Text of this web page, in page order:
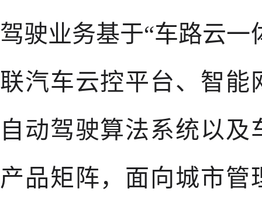
驾驶业务基于“车路云
联汽车云控平台、智能
自动驾驶算法系统以
产品矩阵，面向城市